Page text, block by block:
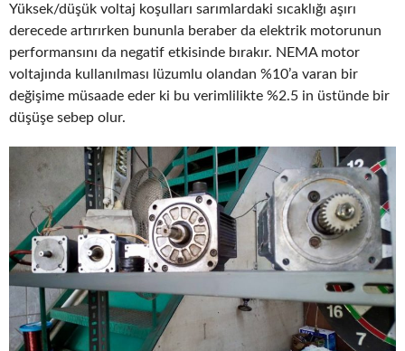
Yüksek/düşük voltaj koşulları sarımlardaki sıcaklığı aşırı
derecede artırırken bununla beraber da elektrik motorunun
performansını da negatif etkisinde bırakır. NEMA motor
voltajında kullanılması lüzumlu olandan %10’a varan bir
değişime müsaade eder ki bu verimlilikte %2.5 in üstünde bir
düşüşe sebep olur.